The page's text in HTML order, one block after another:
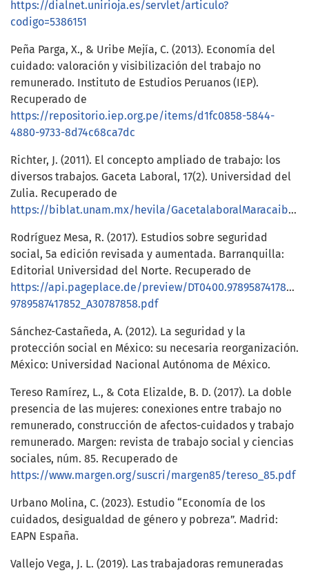
https://dialnet.unirioja.es/servlet/articulo?
codigo=5386151
Peña Parga, X., & Uribe Mejía, C. (2013). Economía del
cuidado: valoración y visibilización del trabajo no
remunerado. Instituto de Estudios Peruanos (IEP).
Recuperado de
https://repositorio.iep.org.pe/items/d1fc0858-5844-
4880-9733-8d74c68ca7dc
Richter, J. (2011). El concepto ampliado de trabajo: los
diversos trabajos. Gaceta Laboral, 17(2). Universidad del
Zulia. Recuperado de
https://biblat.unam.mx/hevila/GacetalaboralMaracaibo/2011/vol17/no2/2.pdf
Rodríguez Mesa, R. (2017). Estudios sobre seguridad
social, 5a edición revisada y aumentada. Barranquilla:
Editorial Universidad del Norte. Recuperado de
https://api.pageplace.de/preview/
9789587417852_A30787858.pdf
Sánchez-Castañeda, A. (2012). La seguridad y la
protección social en México: su necesaria reorganización.
México: Universidad Nacional Autónoma de México.
Tereso Ramírez, L., & Cota Elizalde, B. D. (2017). La doble
presencia de las mujeres: conexiones entre trabajo no
remunerado, construcción de afectos-cuidados y trabajo
remunerado. Margen: revista de trabajo social y ciencias
sociales, núm. 85. Recuperado de
https://www.margen.org/suscri/margen85/tereso_85.pdf
Urbano Molina, C. (2023). Estudio “Economía de los
cuidados, desigualdad de género y pobreza”. Madrid:
EAPN España.
Vallejo Vega, J. L. (2019). Las trabajadoras remuneradas